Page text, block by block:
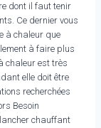
dont il faut tenir
Ce dernier vous
à chaleur que
à faire plus
chaleur est très
elle doit être
recherchées
Besoin
chauffant